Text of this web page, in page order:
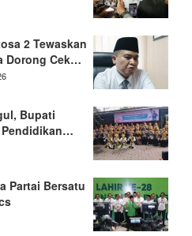
2 Tewaskan
Dorong Cek…
Bupati
Pendidikan…
Partai Bersatu